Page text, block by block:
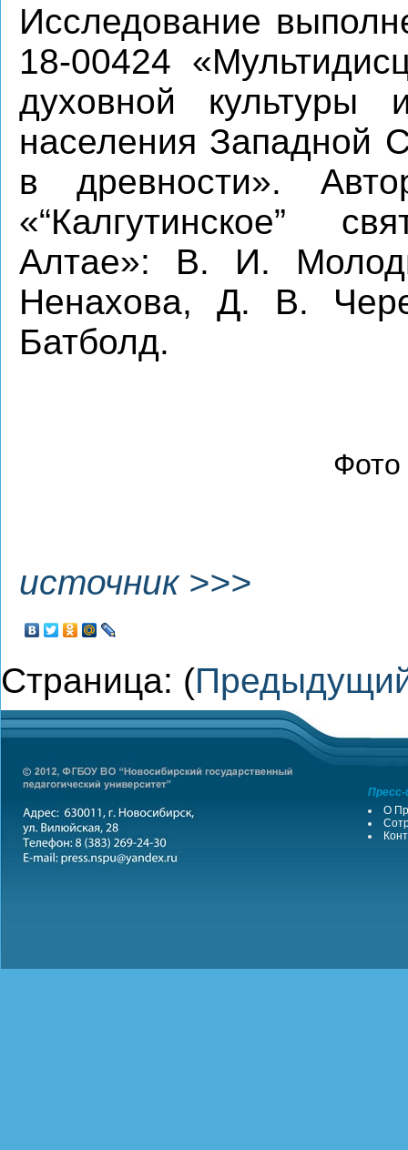
Исследование
18-00424
духовной культуры
населения Западной
в древности».
«“Калгутинское”
Алтае»: В. И.
Ненахова, Д. В.
Батболд.
Фото
источник >>>
Страница: (
О